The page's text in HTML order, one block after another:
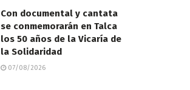
Con documental y cantata
se conmemorarán en Talca
los 50 años de la Vicaría de
la Solidaridad
07/08/2026